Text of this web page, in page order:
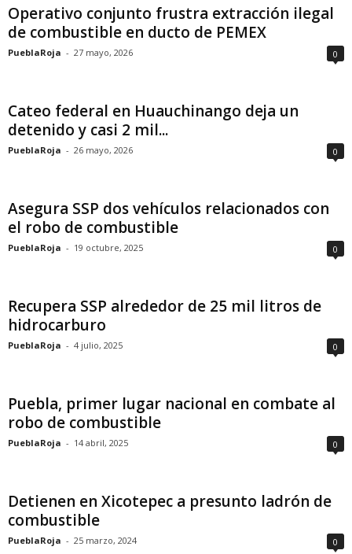
Operativo conjunto frustra extracción ilegal
de combustible en ducto de PEMEX
PueblaRoja - 27 mayo, 2026 0
Cateo federal en Huauchinango deja un
detenido y casi 2 mil...
PueblaRoja - 26 mayo, 2026 0
Asegura SSP dos vehículos relacionados con
el robo de combustible
PueblaRoja - 19 octubre, 2025 0
Recupera SSP alrededor de 25 mil litros de
hidrocarburo
PueblaRoja - 4 julio, 2025 0
Puebla, primer lugar nacional en combate al
robo de combustible
PueblaRoja - 14 abril, 2025 0
Detienen en Xicotepec a presunto ladrón de
combustible
PueblaRoja - 25 marzo, 2024 0